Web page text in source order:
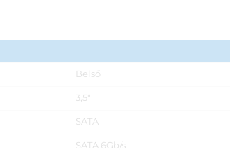
Belső
3,5"
SATA
SATA 6Gb/s